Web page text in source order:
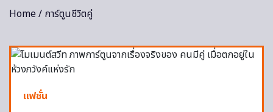
Home/ การ์ตูนชีวิตคู่
แฟชั่น